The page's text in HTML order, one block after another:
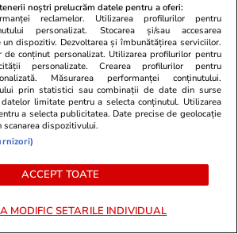
24 iul.
directorul general al
Ionescu”, cere schimbarea
din România: „Trebuie
24 iul.
incendiile din Europa: cum
dacă vacanța îți este pusă în
noștri prelucrăm datele pentru a oferi:
reclamelor. Utilizarea profilurilor pentru
personalizat. Stocarea și/sau accesarea
dispozitiv. Dezvoltarea și îmbunătățirea serviciilor.
de conținut personalizat. Utilizarea profilurilor pentru
personalizate. Crearea profilurilor pentru
Măsurarea performanței conținutului.
prin statistici sau combinații de date din surse
limitate pentru a selecta conținutul. Utilizarea
a selecta publicitatea. Date precise de geolocație
dispozitivului.
ACCEPT TOATE
MODIFIC SETARILE INDIVIDUAL